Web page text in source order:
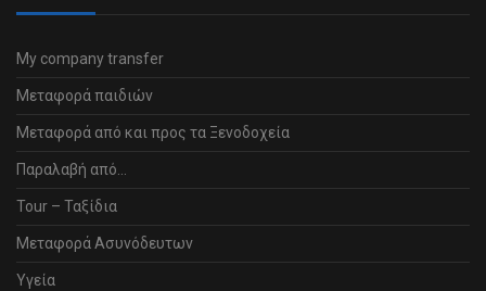
My company transfer
Μεταφορά παιδιών
Μεταφορά από και προς τα Ξενοδοχεία
Παραλαβή από…
Tour – Ταξίδια
Μεταφορά Ασυνόδευτων
Υγεία